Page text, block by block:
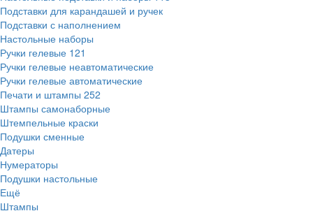
Подставки для карандашей и ручек
Подставки с наполнением
Настольные наборы
Ручки гелевые 121
Ручки гелевые неавтоматические
Ручки гелевые автоматические
Печати и штампы 252
Штампы самонаборные
Штемпельные краски
Подушки сменные
Датеры
Нумераторы
Подушки настольные
Ещё
Штампы